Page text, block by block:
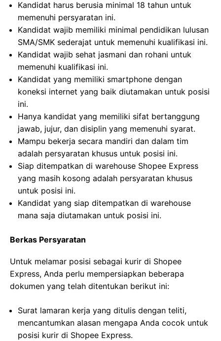
Kandidat harus berusia minimal 18 tahun untuk
memenuhi persyaratan ini.
Kandidat wajib memiliki minimal pendidikan lulusan
SMA/SMK sederajat untuk memenuhi kualifikasi ini.
Kandidat wajib sehat jasmani dan rohani untuk
memenuhi kualifikasi ini.
Kandidat yang memiliki smartphone dengan
koneksi internet yang baik diutamakan untuk posisi
ini.
Hanya kandidat yang memiliki sifat bertanggung
jawab, jujur, dan disiplin yang memenuhi syarat.
Mampu bekerja secara mandiri dan dalam tim
adalah persyaratan khusus untuk posisi ini.
Siap ditempatkan di warehouse Shopee Express
yang masih kosong adalah persyaratan khusus
untuk posisi ini.
Kandidat yang siap ditempatkan di warehouse
mana saja diutamakan untuk posisi ini.
Berkas Persyaratan
Untuk melamar posisi sebagai kurir di Shopee
Express, Anda perlu mempersiapkan beberapa
dokumen yang telah ditentukan berikut ini:
Surat lamaran kerja yang ditulis dengan teliti,
mencantumkan alasan mengapa Anda cocok untuk
posisi kurir di Shopee Express.